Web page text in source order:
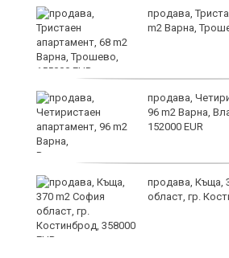
продава,
m2 Варна,
продава,
96 m2 Варна,
152000 EUR
продава, Къща,
област, гр.